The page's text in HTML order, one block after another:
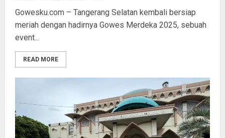
Gowesku.com – Tangerang Selatan kembali bersiap
meriah dengan hadirnya Gowes Merdeka 2025, sebuah
event...
READ MORE